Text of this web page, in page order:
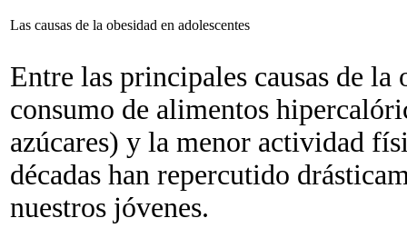
Las causas de la obesidad en adolescentes
Entre las principales causas de la
consumo de alimentos
azúcares) y la menor actividad
décadas han repercutido
nuestros jóvenes.